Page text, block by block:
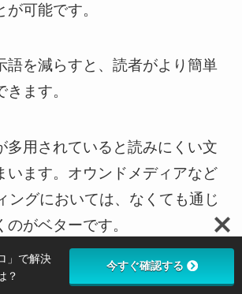
可能です。
語を減らすと、読者がより簡単
ます。
多用されていると読みにくい文
います。オウンドメディアなど
ングにおいては、なくても通じ
がベターです。
」で解決
？
今すぐ確認する